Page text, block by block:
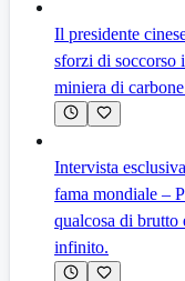
Il presidente
sforzi di soccorso
miniera di
Intervista
fama mondiale –
qualcosa di brutto
infinito.